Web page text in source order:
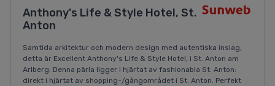
Anthony's Life & Style Hotel, St.
Anton
Samtida arkitektur och modern design med autentiska inslag,
detta är Excellent Anthony's Life & Style Hotel, i St. Anton am
Arlberg. Denna pärla ligger i hjärtat av fashionabla St. Anton:
direkt i hjärtat av shopping-/gångområdet i St. Anton. Perfekt